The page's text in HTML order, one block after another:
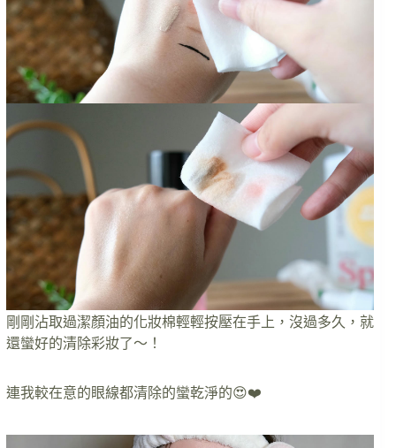
剛剛沾取過潔顏油的化妝棉輕輕按壓在手上，沒過多久，就
還蠻好的清除彩妝了～！
連我較在意的眼線都清除的蠻乾淨的😍❤️